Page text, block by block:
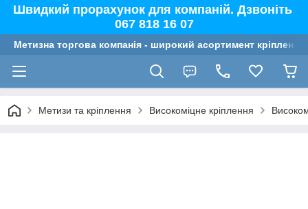
Швидкий прорахунок для компаній. Дзвоніть
067 818 16 07
Метизна торгова компанія - широкий асортимент
Метизи та кріплення Високоміцне кріплення